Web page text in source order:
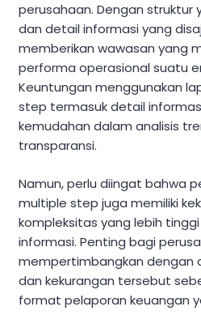
perusahaan. Dengan struktur
dan detail informasi yang
memberikan wawasan yang
performa operasional suatu
Keuntungan menggunakan
step termasuk detail
kemudahan dalam analisis
transparansi.
Namun, perlu diingat bahwa
multiple step juga memiliki
kompleksitas yang lebih
informasi. Penting bagi
mempertimbangkan dengan
dan kekurangan tersebut
format pelaporan keuangan